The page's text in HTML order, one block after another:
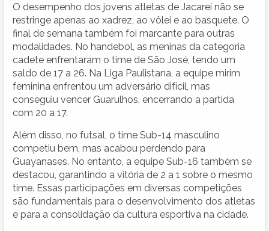
O desempenho dos jovens atletas de Jacareí não se
restringe apenas ao xadrez, ao vôlei e ao basquete. O
final de semana também foi marcante para outras
modalidades. No handebol, as meninas da categoria
cadete enfrentaram o time de São José, tendo um
saldo de 17 a 26. Na Liga Paulistana, a equipe mirim
feminina enfrentou um adversário difícil, mas
conseguiu vencer Guarulhos, encerrando a partida
com 20 a 17.
Além disso, no futsal, o time Sub-14 masculino
competiu bem, mas acabou perdendo para
Guayanases. No entanto, a equipe Sub-16 também se
destacou, garantindo a vitória de 2 a 1 sobre o mesmo
time. Essas participações em diversas competições
são fundamentais para o desenvolvimento dos atletas
e para a consolidação da cultura esportiva na cidade.